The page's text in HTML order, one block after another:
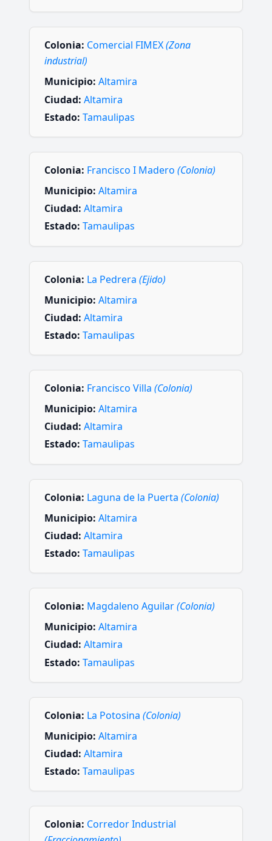
Colonia: Comercial FIMEX(Zona
industrial)
Municipio: Altamira
Ciudad: Altamira
Estado: Tamaulipas
Colonia: Francisco I Madero (Colonia)
Municipio: Altamira
Ciudad: Altamira
Estado: Tamaulipas
Colonia: La Pedrera (Ejido)
Municipio: Altamira
Ciudad: Altamira
Estado: Tamaulipas
Colonia: Francisco Villa (Colonia)
Municipio: Altamira
Ciudad: Altamira
Estado: Tamaulipas
Colonia: Laguna de la Puerta (Colonia)
Municipio: Altamira
Ciudad: Altamira
Estado: Tamaulipas
Colonia: Magdaleno Aguilar(Colonia)
Municipio: Altamira
Ciudad: Altamira
Estado: Tamaulipas
Colonia: La Potosina (Colonia)
Municipio: Altamira
Ciudad: Altamira
Estado: Tamaulipas
Colonia: Corredor Industrial